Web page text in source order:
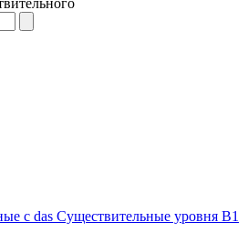
с das Существительные уровня B1